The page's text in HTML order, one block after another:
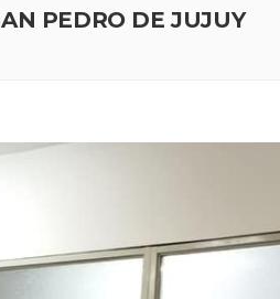
PEDRO DE JUJUY